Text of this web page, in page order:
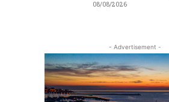
08/08/2026
- Advertisement -